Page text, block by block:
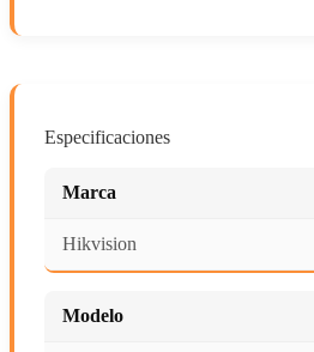
Especificaciones
Marca
Hikvision
Modelo